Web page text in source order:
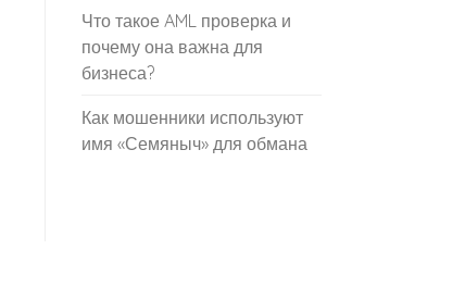
Что такое AML проверка и
почему она важна для
бизнеса?
Как мошенники используют
имя «Семяныч» для обмана